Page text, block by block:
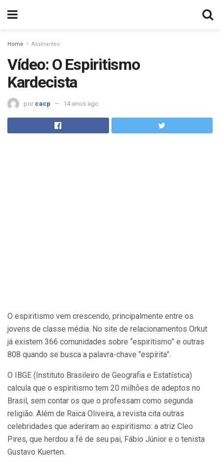
Home Assinantes
Vídeo: O Espiritismo
Kardecista
por cacp 14 anos ago
O espiritismo vem crescendo, principalmente entre os
jovens de classe média. No site de relacionamentos Orkut
já existem 366 comunidades sobre “espiritismo” e outras
808 quando se busca a palavra-chave “espírita”.
O IBGE (Instituto Brasileiro de Geografia e Estatística)
calcula que o espiritismo tem 20 milhões de adeptos no
Brasil, sem contar os que o professam como segunda
religião. Além de Raica Oliveira, a revista cita outras
celebridades que aderiram ao espiritismo: a atriz Cleo
Pires, que herdou a fé de seu pai, Fábio Júnior e o tenista
Gustavo Kuerten.